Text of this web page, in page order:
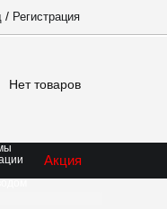
/ Регистрация
Нет товаров
Акция